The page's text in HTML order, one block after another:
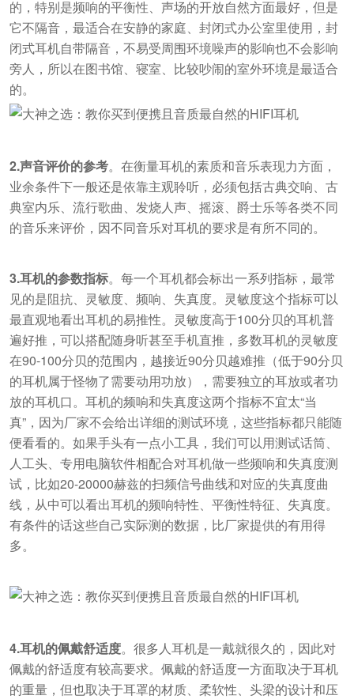
的，特别是频响的平衡性、声场的开放自然方面最好，但是
它不隔音，最适合在安静的家庭、封闭式办公室里使用，封
闭式耳机自带隔音，不易受周围环境噪声的影响也不会影响
旁人，所以在图书馆、寝室、比较吵闹的室外环境是最适合
的。
2.声音评价的参考。在衡量耳机的素质和音乐表现力方面，
业余条件下一般还是依靠主观聆听，必须包括古典交响、古
典室内乐、流行歌曲、发烧人声、摇滚、爵士乐等各类不同
的音乐来评价，因不同音乐对耳机的要求是有所不同的。
3.耳机的参数指标。每一个耳机都会标出一系列指标，最常
见的是阻抗、灵敏度、频响、失真度。灵敏度这个指标可以
最直观地看出耳机的易推性。灵敏度高于100分贝的耳机普
遍好推，可以搭配随身听甚至手机直推，多数耳机的灵敏度
在90-100分贝的范围内，越接近90分贝越难推（低于90分贝
的耳机属于怪物了需要动用功放），需要独立的耳放或者功
放的耳机口。耳机的频响和失真度这两个指标不宜太“当
真”，因为厂家不会给出详细的测试环境，这些指标都只能随
便看看的。如果手头有一点小工具，我们可以用测试话筒、
人工头、专用电脑软件相配合对耳机做一些频响和失真度测
试，比如20-20000赫兹的扫频信号曲线和对应的失真度曲
线，从中可以看出耳机的频响特性、平衡性特征、失真度。
有条件的话这些自己实际测的数据，比厂家提供的有用得
多。
4.耳机的佩戴舒适度。很多人耳机是一戴就很久的，因此对
佩戴的舒适度有较高要求。佩戴的舒适度一方面取决于耳机
的重量，但也取决于耳罩的材质、柔软性、头梁的设计和压